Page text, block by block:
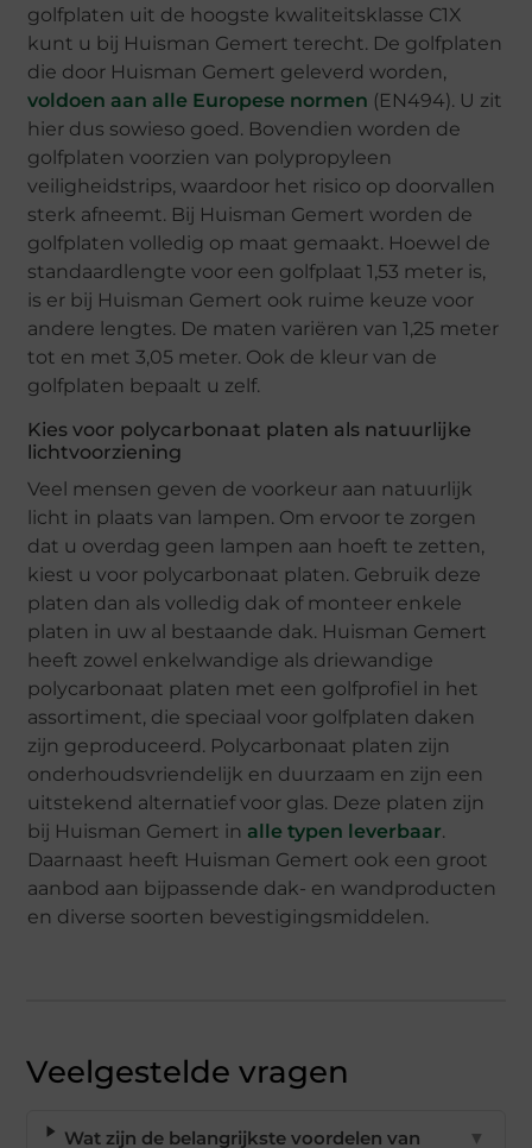
golfplaten uit de hoogste kwaliteitsklasse C1X
kunt u bij Huisman Gemert terecht. De golfplaten
die door Huisman Gemert geleverd worden,
voldoen aan alle Europese normen (EN494). U zit
hier dus sowieso goed. Bovendien worden de
golfplaten voorzien van polypropyleen
veiligheidstrips, waardoor het risico op doorvallen
sterk afneemt. Bij Huisman Gemert worden de
golfplaten volledig op maat gemaakt. Hoewel de
standaardlengte voor een golfplaat 1,53 meter is,
is er bij Huisman Gemert ook ruime keuze voor
andere lengtes. De maten variëren van 1,25 meter
tot en met 3,05 meter. Ook de kleur van de
golfplaten bepaalt u zelf.
Kies voor polycarbonaat platen als natuurlijke
lichtvoorziening
Veel mensen geven de voorkeur aan natuurlijk
licht in plaats van lampen. Om ervoor te zorgen
dat u overdag geen lampen aan hoeft te zetten,
kiest u voor polycarbonaat platen. Gebruik deze
platen dan als volledig dak of monteer enkele
platen in uw al bestaande dak. Huisman Gemert
heeft zowel enkelwandige als driewandige
polycarbonaat platen met een golfprofiel in het
assortiment, die speciaal voor golfplaten daken
zijn geproduceerd. Polycarbonaat platen zijn
onderhoudsvriendelijk en duurzaam en zijn een
uitstekend alternatief voor glas. Deze platen zijn
bij Huisman Gemert in alle typen leverbaar.
Daarnaast heeft Huisman Gemert ook een groot
aanbod aan bijpassende dak- en wandproducten
en diverse soorten bevestigingsmiddelen.
Veelgestelde vragen
Wat zijn de belangrijkste voordelen van
▼